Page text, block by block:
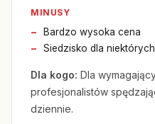
MINUSY
Bardzo wysoka cena
Siedzisko dla
Dla kogo: Dla
profesjonalistów
dziennie.